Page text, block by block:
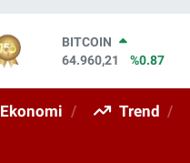
DOLAR
47,7436
%0.18
STERLİN
Ekonomi Trend